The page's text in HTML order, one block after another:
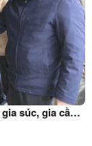
súc, gia cầm